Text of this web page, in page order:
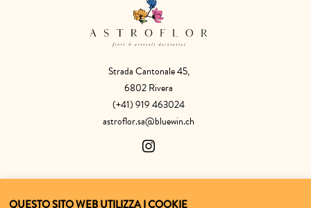
Strada Cantonale 45,
6802 Rivera
(+41) 919 463024
astroflor.sa@bluewin.ch
SHOP
QUESTO SITO WEB UTILIZZA I COOKIE